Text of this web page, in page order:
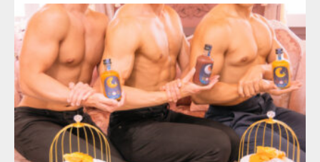
Update:2024.06.2
Category:「大人の夜の別腹」とマッチョ オレンジの人 AKIHITO(細
マッチョ) SOSUKE 外資系筋肉 大胸筋 肩
ダウンロード